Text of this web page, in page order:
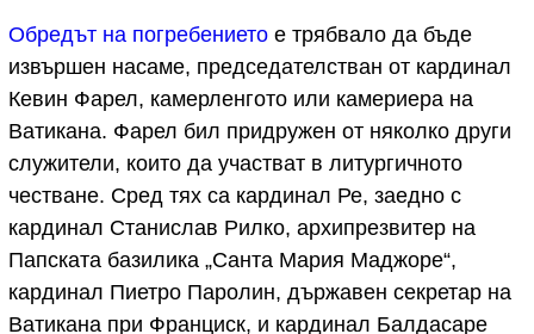
Обредът на погребението е трябвало да бъде
извършен насаме, председателстван от кардинал
Кевин Фарел, камерленгото или камериера на
Ватикана. Фарел бил придружен от няколко други
служители, които да участват в литургичното
честване. Сред тях са кардинал Ре, заедно с
кардинал Станислав Рилко, архипрезвитер на
Папската базилика „Санта Мария Маджоре“,
кардинал Пиетро Паролин, държавен секретар на
Ватикана при Франциск, и кардинал Балдасаре